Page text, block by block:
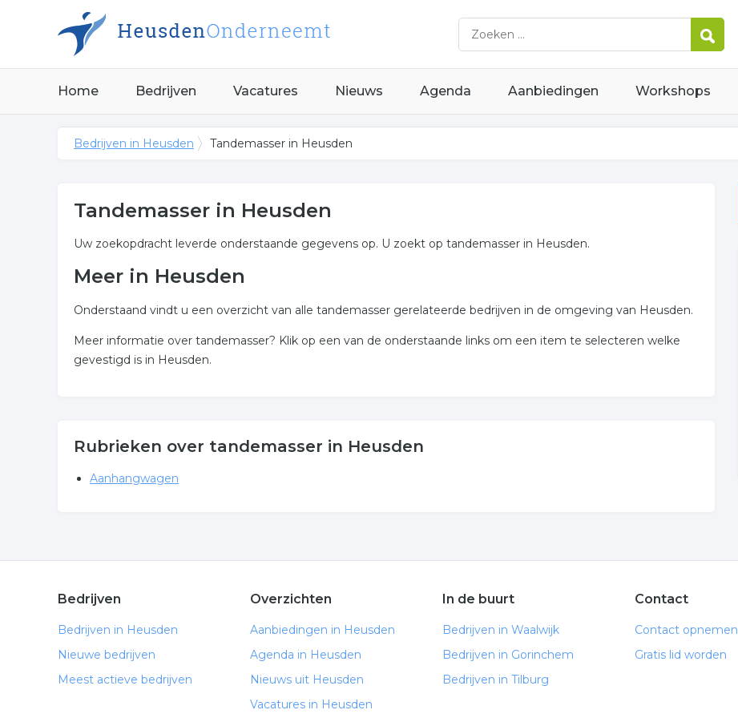
Home Bedrijven Vacatures Nieuws Agenda Aanbiedingen Workshops
Bedrijven in Heusden Tandemasser in Heusden
Tandemasser in Heusden
Uw zoekopdracht leverde onderstaande gegevens op. U zoekt op tandemasser in Heusden.
Meer in Heusden
Onderstaand vindt u een overzicht van alle tandemasser gerelateerde bedrijven in de omgeving van Heusden.
Meer informatie over tandemasser? Klik op een van de onderstaande links om een item te selecteren welke
gevestigd is in Heusden.
Rubrieken over tandemasser in Heusden
Aanhangwagen
Bedrijven
Bedrijven in Heusden
Nieuwe bedrijven
Meest actieve bedrijven
Overzichten
Aanbiedingen in Heusden
Agenda in Heusden
Nieuws uit Heusden
Vacatures in Heusden
In de buurt
Bedrijven in Waalwijk
Bedrijven in Gorinchem
Bedrijven in Tilburg
Contact
Contact opnemen
Gratis lid worden